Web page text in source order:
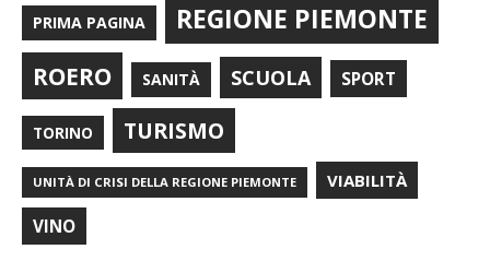
PRIMA PAGINA REGIONE PIEMONTE
ROERO SANITÀ SCUOLA SPORT
TORINO TURISMO
UNITÀ DI CRISI DELLA REGIONE PIEMONTE VIABILITÀ
VINO